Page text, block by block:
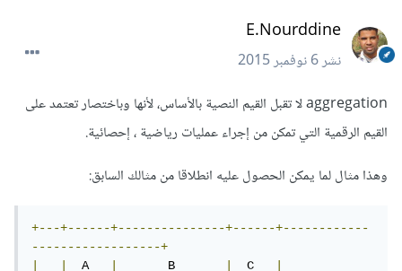
E.Nourddine
نشر6 نوفمبر 2015
aggregation لا تقبل القيم النصية بالأساس، لأنها وباختصار تعتمد على
القيم الرقمية التي تمكن من إجراء عمليات رياضية ، إحصائية.
وهذا مثال لما يمكن الحصول عليه انطلاقا من مثالك السابق:
+---+------+---------------+------+------------
------------------+
  A
       B
  C